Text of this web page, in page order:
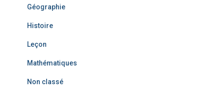
Géographie
Histoire
Leçon
Mathématiques
Non classé